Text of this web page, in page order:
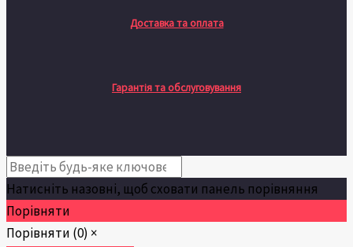
Доставка та оплата
Гарантія та обслуговування
Натисніть назовні, щоб сховати панель порівняння
Порівняти
Порівняти (0) ×